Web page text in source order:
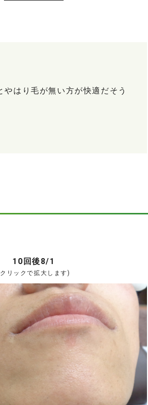
はり毛が無い方が快適だそう
10回後8/1
リックで拡大します)